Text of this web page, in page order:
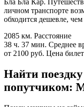
Бла Бла Кар.
личном транспорте
обходится дешевле, чем
2085 км. Расстояние
38 ч. 37 мин. Среднее
от 2100 руб. Цена
Найти
попутчиком: